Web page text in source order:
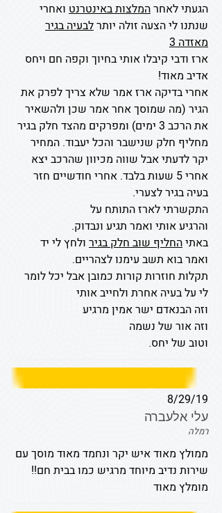
הגעתי לאחרהמלצות באינטרנט ואחרי
שנתנו לי הצעה זולה יותרלבעיה בגיר
מאזדה 3
ארז ודבי קיבלו אותי בחיוך וקפה חם ויחס
אדיב מאוד!
אחרי בדיקה ארז אמר שלא צריך לפרק את
הגיר (מה שמוסך אחר אמר שכן ולהשאיר
את הרכב 3 ימים) ומפרקים מהצד חלק בגיר
מחליף חלק שנישבר והכל יעבוד. המחיר
יקר לדעתי אבל שווה מכיוון שהרכב יצא
אחרי 5 שעות בלבד. אחרי חודשיים חזר
בעיה בגיר לצערי.
התקשרתי לארז התותח על
והרגיע אותי ואמר תגיע ונבדוק.
באתיהחליף שוב חלק בגיר ולחץ לי יד
ואמר בוא תשב עימנו לצהריים.
תקלות חוזרות קורות כמובן אבל יכל לומר
לי על בעיה אחרת ולחייב אותי
וזה הבנאדם ישר אמין מרגיע
וזה אור של נשמה
וטוב של יחס.
8/29/19
עלי אלעברה
רמלה
ממולץ מאוד איש יקר ונחמד מאוד מוסך עם
שירות נדיב מיוחד מרגיש כמו בבית חם!!
מומלץ מאוד